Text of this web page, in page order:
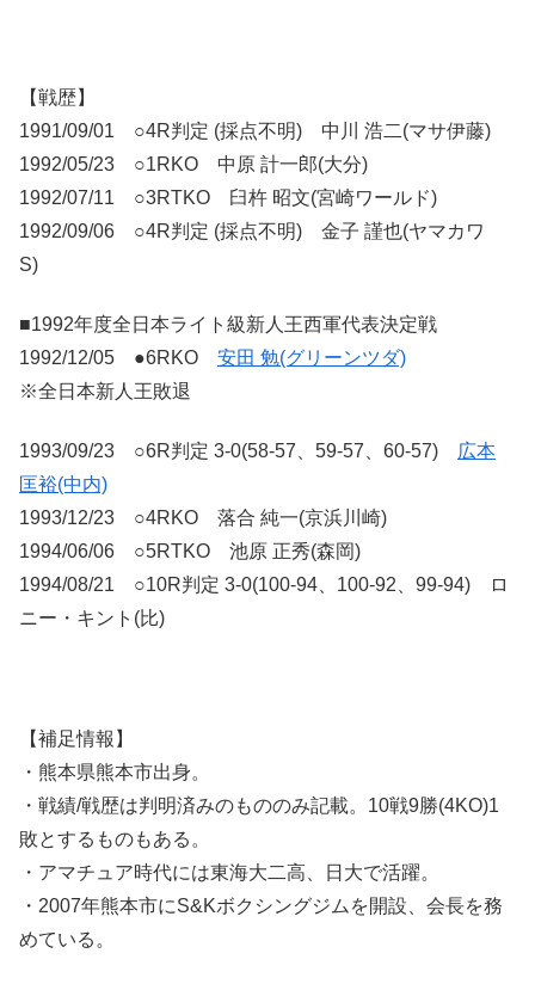
【戦歴】
1991/09/01 ○4R判定 (採点不明) 中川 浩二(マサ伊藤)
1992/05/23 ○1RKO 中原 計一郎(大分)
1992/07/11 ○3RTKO 臼杵 昭文(宮崎ワールド)
1992/09/06 ○4R判定 (採点不明) 金子 謹也(ヤマカワ
S)
■1992年度全日本ライト級新人王西軍代表決定戦
1992/12/05 ●6RKO 安田 勉(グリーンツダ)
※全日本新人王敗退
1993/09/23 ○6R判定 3-0(58-57 59-57 60-57)
広本
匡裕(中内)
1993/12/23 ○4RKO 落合 純一(京浜川崎)
1994/06/06 ○5RTKO 池原 正秀(森岡)
1994/08/21 ○10R判定 3-0(100-94 100-92 99-94) ロ
ニー・キント(比)
【補足情報】
・熊本県熊本市出身。
・戦績/戦歴は判明済みのもののみ記載。10戦9勝(4KO)1
敗とするものもある。
・アマチュア時代には東海大二高、日大で活躍。
・2007年熊本市にS&Kボクシングジムを開設、会長を務
めている。